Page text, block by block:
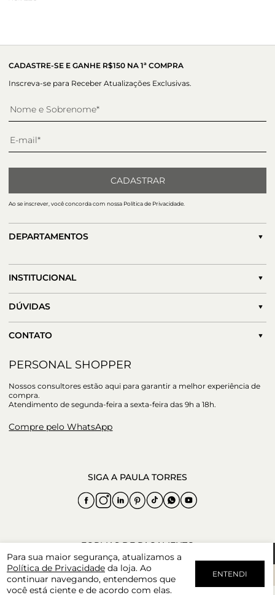
Para sua maior segurança, atualizamos a
Política de Privacidade da loja. Ao
continuar navegando, entendemos que
você está ciente e de acordo com elas.
ENTENDI
seu look ainda mais especial, e com um tamanho de salto
invista! ;)
CADASTRE-SE E GANHE R$150 NA 1ª COMPRA
Inscreva-se para Receber Atualizações Exclusivas.
CADASTRAR
Ao se inscrever, você concorda com nossa Política de Privacidade.
DEPARTAMENTOS
INSTITUCIONAL
DÚVIDAS
CONTATO
PERSONAL SHOPPER
Nossos consultores estão aqui para garantir a melhor experiência de
compra.
Atendimento de segunda-feira a sexta-feira das 9h a 18h.
Compre pelo WhatsApp